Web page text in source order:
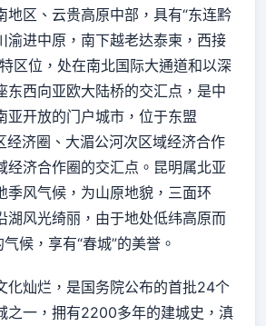
地区、云贵高原中部，具有“东连黔
渝进中原，南下越老达泰柬，西接
区位，处在南北国际大通道和以深
东西向亚欧大陆桥的交汇点，是中
亚开放的门户城市，位于东盟
经济圈、大湄公河次区域经济合作
经济合作圈的交汇点。昆明属北亚
季风气候，为山原地貌，三面环
湖风光绮丽，由于地处低纬高原而
候，享有“春城”的美誉。
化灿烂，是国务院公布的首批24个
之一，拥有2200多年的建城史，滇